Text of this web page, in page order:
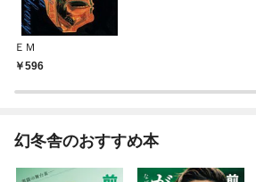
ＥＭ
596
幻冬舎のおすすめ本